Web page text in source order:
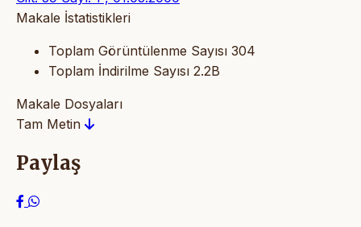
Makale İstatistikleri
Toplam Görüntülenme Sayısı 304
Toplam İndirilme Sayısı 2.2B
Makale Dosyaları
Tam Metin
Paylaş